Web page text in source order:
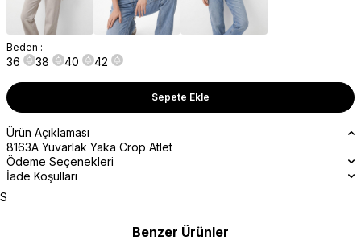
Beden :
36 38 40 42
Sepete Ekle
Ürün Açıklaması
8163A Yuvarlak Yaka Crop Atlet
Ödeme Seçenekleri
İade Koşulları
S
Benzer Ürünler